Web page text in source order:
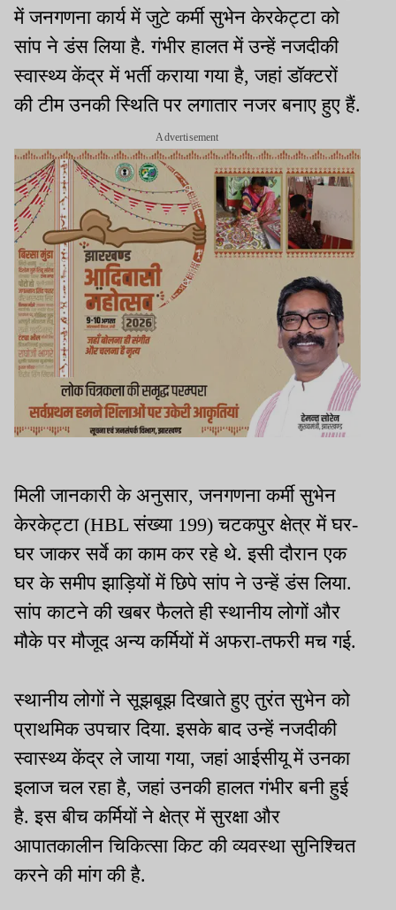
में जनगणना कार्य में जुटे कर्मी सुभेन केरकेट्टा को
सांप ने डंस लिया है. गंभीर हालत में उन्हें नजदीकी
स्वास्थ्य केंद्र में भर्ती कराया गया है, जहां डॉक्टरों
की टीम उनकी स्थिति पर लगातार नजर बनाए हुए हैं.
Advertisement
मिली जानकारी के अनुसार, जनगणना कर्मी सुभेन
केरकेट्टा (HBL संख्या 199) चटकपुर क्षेत्र में घर-
घर जाकर सर्वे का काम कर रहे थे. इसी दौरान एक
घर के समीप झाड़ियों में छिपे सांप ने उन्हें डंस लिया.
सांप काटने की खबर फैलते ही स्थानीय लोगों और
मौके पर मौजूद अन्य कर्मियों में अफरा-तफरी मच गई.
स्थानीय लोगों ने सूझबूझ दिखाते हुए तुरंत सुभेन को
प्राथमिक उपचार दिया. इसके बाद उन्हें नजदीकी
स्वास्थ्य केंद्र ले जाया गया, जहां आईसीयू में उनका
इलाज चल रहा है, जहां उनकी हालत गंभीर बनी हुई
है. इस बीच कर्मियों ने क्षेत्र में सुरक्षा और
आपातकालीन चिकित्सा किट की व्यवस्था सुनिश्चित
करने की मांग की है.